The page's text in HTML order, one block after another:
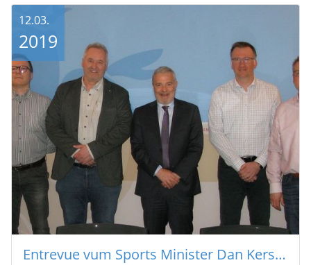
Entrevue vum Sports Minister Dan Kersch mat Vertrieder vun eiser Federatioun (8.3.2019)
12.03.
2019